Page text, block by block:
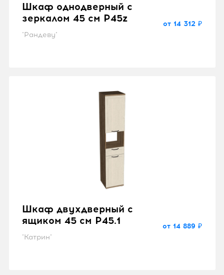
Шкаф однодверный с
зеркалом 45 см P45z
"Рандеву"
от 14 312 ₽
Шкаф двухдверный с
ящиком 45 см P45.1
"Катрин"
от 14 889 ₽